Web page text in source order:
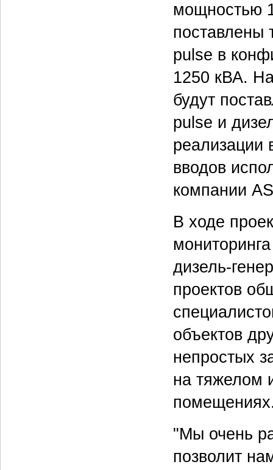
мощностью
поставлены
pulse в
1250 кВА.
будут
pulse и
реализации
вводов
компании
В ходе
дизель-
проектов
объектов
непростых
на тяжелом
"Мы очень
позволит